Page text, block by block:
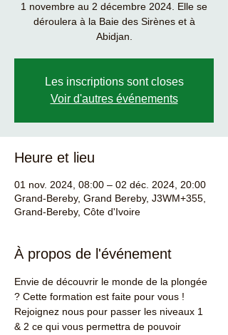
1 novembre au 2 décembre 2024. Elle se
déroulera à la Baie des Sirènes et à
Abidjan.
Les inscriptions sont closes
Voir d'autres événements
Heure et lieu
01 nov. 2024, 08:00 – 02 déc. 2024, 20:00
Grand-Bereby, Grand Bereby, J3WM+355,
Grand-Bereby, Côte d'Ivoire
À propos de l'événement
Envie de découvrir le monde de la plongée
? Cette formation est faite pour vous !
Rejoignez nous pour passer les niveaux 1
& 2 ce qui vous permettra de pouvoir